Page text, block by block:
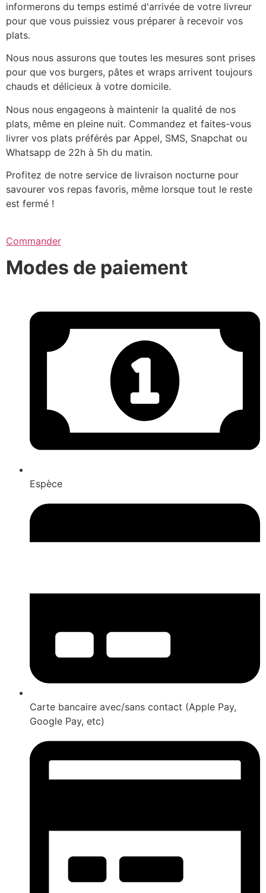
informerons du temps estimé d'arrivée de votre livreur
pour que vous puissiez vous préparer à recevoir vos
plats.
Nous nous assurons que toutes les mesures sont prises
pour que vos burgers, pâtes et wraps arrivent toujours
chauds et délicieux à votre domicile.
Nous nous engageons à maintenir la qualité de nos
plats, même en pleine nuit. Commandez et faites-vous
livrer vos plats préférés par Appel, SMS, Snapchat ou
Whatsapp de 22h à 5h du matin.
Profitez de notre service de livraison nocturne pour
savourer vos repas favoris, même lorsque tout le reste
est fermé !
Commander
Modes de paiement
Espèce
Carte bancaire avec/sans contact (Apple Pay,
Google Pay, etc)